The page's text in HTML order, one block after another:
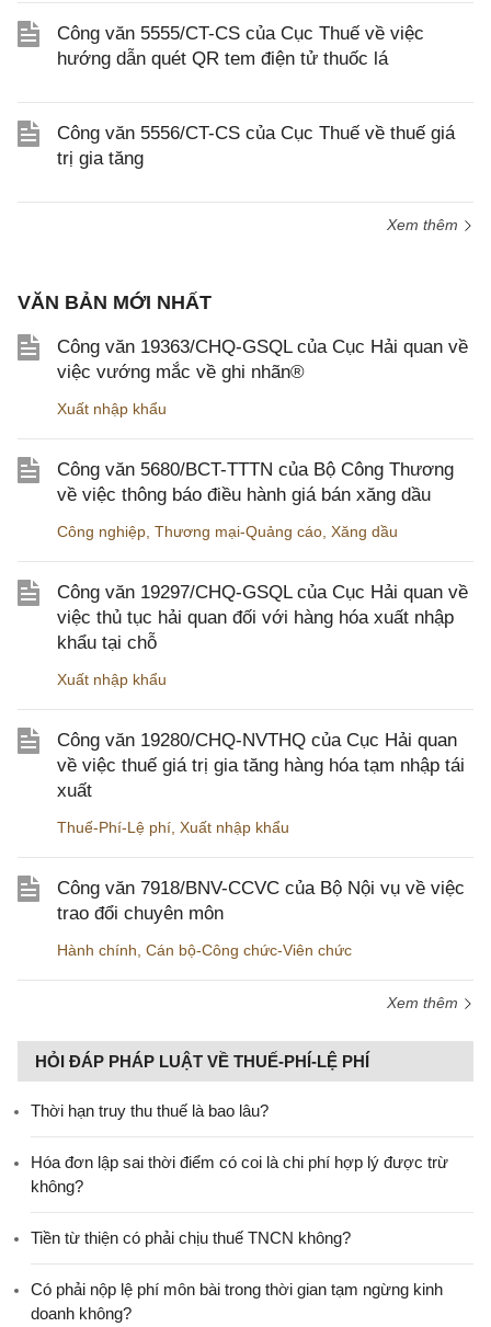
Công văn 5555/CT-CS của Cục Thuế về việc
hướng dẫn quét QR tem điện tử thuốc lá
Công văn 5556/CT-CS của Cục Thuế về thuế giá
trị gia tăng
Xem thêm
VĂN BẢN MỚI NHẤT
Công văn 19363/CHQ-GSQL của Cục Hải quan về
việc vướng mắc về ghi nhãn®
Xuất nhập khẩu
Công văn 5680/BCT-TTTN của Bộ Công Thương
về việc thông báo điều hành giá bán xăng dầu
Công nghiệp Thương mại-Quảng cáo Xăng dầu
Công văn 19297/CHQ-GSQL của Cục Hải quan về
việc thủ tục hải quan đối với hàng hóa xuất nhập
khẩu tại chỗ
Xuất nhập khẩu
Công văn 19280/CHQ-NVTHQ của Cục Hải quan
về việc thuế giá trị gia tăng hàng hóa tạm nhập tái
xuất
Thuế-Phí-Lệ phí Xuất nhập khẩu
Công văn 7918/BNV-CCVC của Bộ Nội vụ về việc
trao đổi chuyên môn
Hành chính Cán bộ-Công chức-Viên chức
Xem thêm
HỎI ĐÁP PHÁP LUẬT VỀ THUẾ-PHÍ-LỆ PHÍ
Thời hạn truy thu thuế là bao lâu?
Hóa đơn lập sai thời điểm có coi là chi phí hợp lý được trừ
không?
Tiền từ thiện có phải chịu thuế TNCN không?
Có phải nộp lệ phí môn bài trong thời gian tạm ngừng kinh
doanh không?